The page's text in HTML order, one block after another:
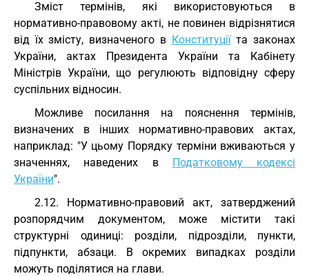
Зміст термінів, які використовуються в
нормативно-правовому акті, не повинен відрізнятися
від їх змісту, визначеного в Конституціїта законах
України, актах Президента України та Кабінету
Міністрів України, що регулюють відповідну сферу
суспільних відносин.
Можливе посилання на пояснення термінів,
визначених в інших нормативно-правових актах,
наприклад: "У цьому Порядку терміни вживаються у
значеннях, наведених в Податковому кодексі
України".
2.12. Нормативно-правовий акт, затверджений
розпорядчим документом, може містити такі
структурні одиниці: розділи, підрозділи, пункти,
підпункти, абзаци. В окремих випадках розділи
можуть поділятися на глави.